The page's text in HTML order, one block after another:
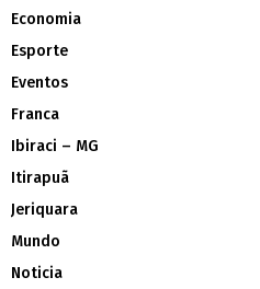
Economia
Esporte
Eventos
Franca
Ibiraci – MG
Itirapuã
Jeriquara
Mundo
Noticia